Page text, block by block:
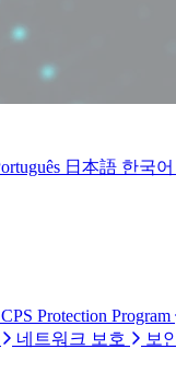
日本語 한국어
Protection Program
네트워크 보호
보